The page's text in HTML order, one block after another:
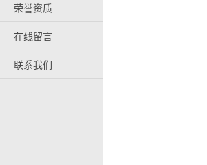
荣誉资质
在线留言
联系我们